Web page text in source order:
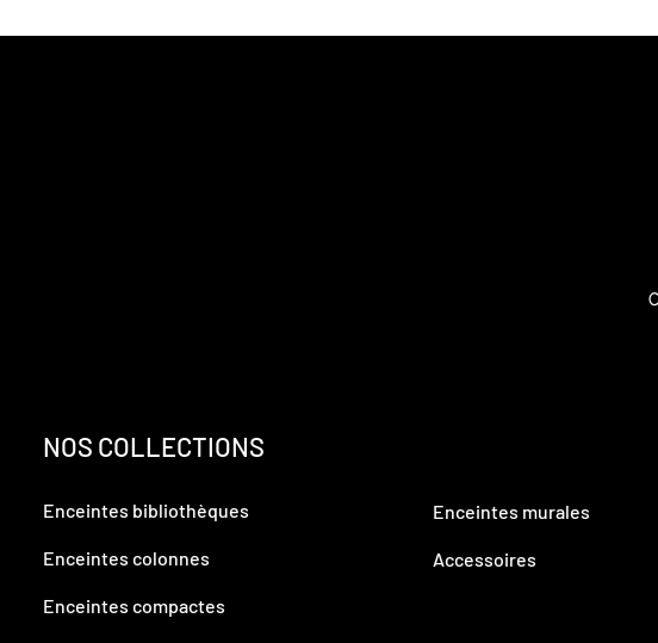
NOS COLLECTIONS
Enceintes bibliothèques
Enceintes colonnes
Enceintes compactes
Enceintes murales
Accessoires